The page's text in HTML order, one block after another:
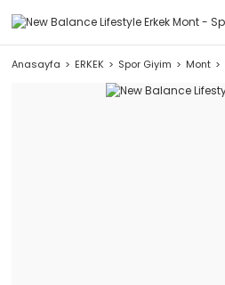
Anasayfa ERKEK Spor Giyim Mont